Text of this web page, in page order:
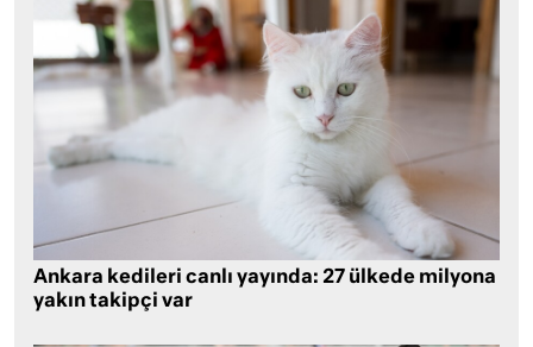
Ankara kedileri canlı yayında: 27 ülkede milyona
yakın takipçi var